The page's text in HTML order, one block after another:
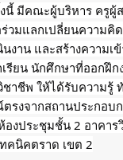
นี้ มีคณะผู้บริหาร ครูผู้
วมแลกเปลี่ยนความคิ
งาน และสร้างความเ
รียน นักศึกษาที่ออกฝึก
าชีพ ให้ได้รับความรู้
รงจากสถานประกอบ
งประชุมชั้น 2 อาคาร
คนิคตราด เขต 2